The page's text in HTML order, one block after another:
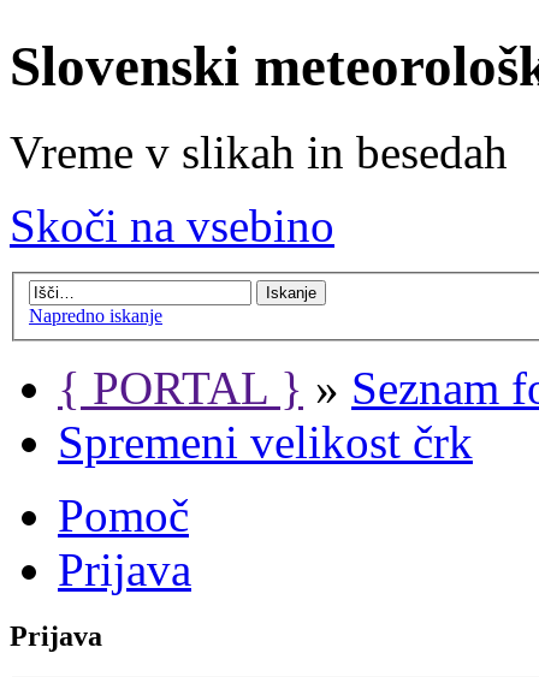
Slovenski
Vreme v slikah in besedah
Skoči na vsebino
Napredno iskanje
{ PORTAL } » Seznam
Spremeni velikost črk
Pomoč
Prijava
Prijava